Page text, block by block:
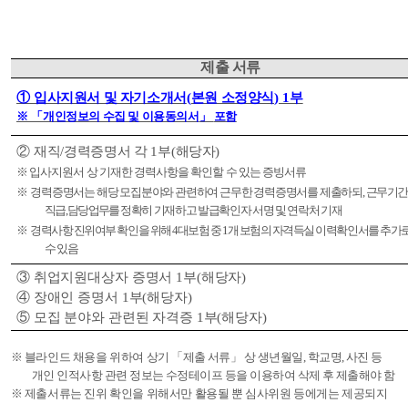
제출 서류
① 입사지원서 및 자기소개서(본원 소정양식) 1 부
※ 「 개인정보의 수집 및 이용동의서 」 포함
② 재직/경력증명서 각 1 부(해당자)
※ 입사지원서 상 기재한 경력사항을 확인할 수 있는 증빙서류
※ 경력증명서는 해당 모집분야와 관련하여 근무한 경력증명서를 제출하되 ,근무기간
직급,담당업무를정확히 기재하고 발급확인자 서명 및 연락처 기재
※ 경력사항 진위여부 확인을 위해4대보험 중1개 보험의 자격득실 이력확인서를 추가
수 있음
③ 취업지원대상자 증명서 1 부(해당자)
④ 장애인 증명서 1 부(해당자)
⑤ 모집 분야와 관련된 자격증 1 부(해당자)
※ 블라인드 채용을 위하여 상기 「 제출 서류 」 상 생년월일 , 학교명,사진 등
개인 인적사항 관련 정보는 수정테이프 등을 이용하여 삭제 후 제출해야 함
※ 제출서류는 진위 확인을 위해서만 활용될 뿐 심사위원 등에게는 제공되지